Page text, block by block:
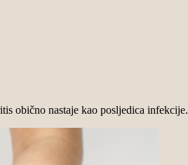
obično nastaje kao posljedica infekcije.